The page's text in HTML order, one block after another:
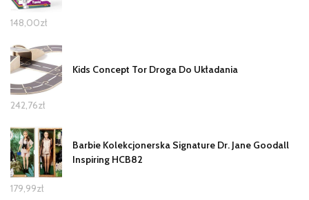
148,00zł
Kids Concept Tor Droga Do Układania
242,76zł
Barbie Kolekcjonerska Signature Dr. Jane Goodall
Inspiring HCB82
179,99zł